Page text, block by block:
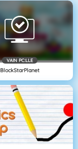
VAIN PC:LLE
BlockStarPlanet